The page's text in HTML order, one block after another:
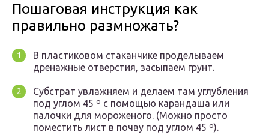
Пошаговая инструкция как
правильно размножать?
В пластиковом стаканчике проделываем
дренажные отверстия, засыпаем грунт.
Субстрат увлажняем и делаем там углубления
под углом 45 º с помощью карандаша или
палочки для мороженого. (Можно просто
поместить лист в почву под углом 45 º).